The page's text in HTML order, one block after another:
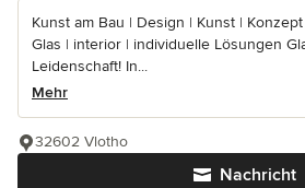
Kunst am Bau | Design | Kunst |
Glas | interior | individuelle Lösungen
Leidenschaft! In...
Mehr
Nachricht
32602 Vlotho